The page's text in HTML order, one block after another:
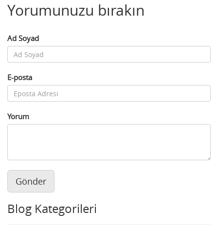
Yorumunuzu bırakın
Ad Soyad
E-posta
Yorum
Gönder
Blog Kategorileri